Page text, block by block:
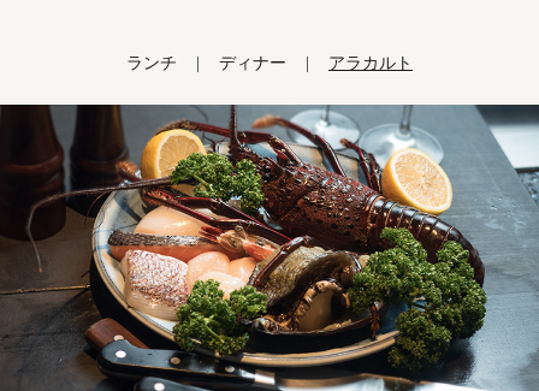
ランチ ディナー アラカルト